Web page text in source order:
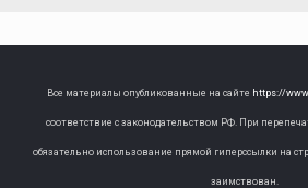
Все материалы опубликованные на сайте https://
соответствие с законодательством РФ. При
обязательно использование прямой гиперссылки на
заимствован.